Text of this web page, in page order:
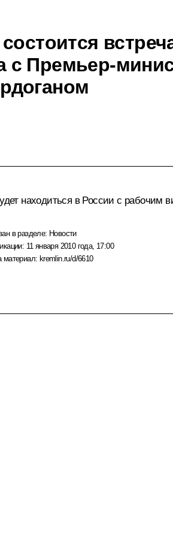
с Премьер-
находиться в России с
в разделе: Новости
11 января 2010 года, 17:00
материал: kremlin.ru/d/6610